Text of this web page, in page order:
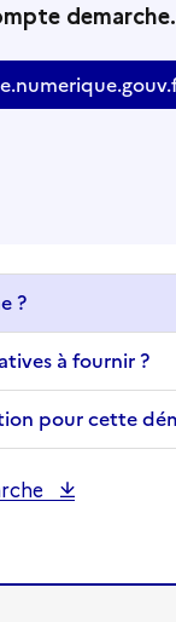
?
à fournir ?
pour cette